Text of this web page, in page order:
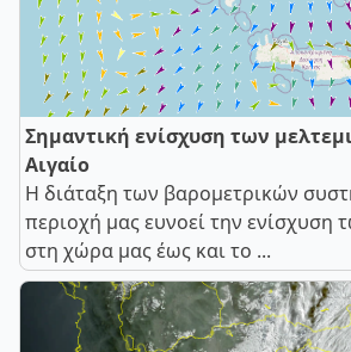
Σημαντική ενίσχυση των
Αιγαίο
Η διάταξη των βαρομετρικών
περιοχή μας ευνοεί την ενίσχυση
στη χώρα μας έως και το ...